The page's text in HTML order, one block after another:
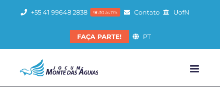
conteúdo
+55 41 99648 2838 9h30 às 17h Contato UofN
FAÇA PARTE! PT